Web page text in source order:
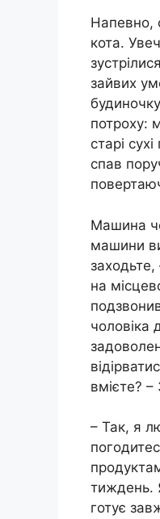
Напевно,
кота.
зайвих
потроху:
старі
спав
Машина
машини
на
чоловіка
вмієте?
– Так, я
тиждень.
готує